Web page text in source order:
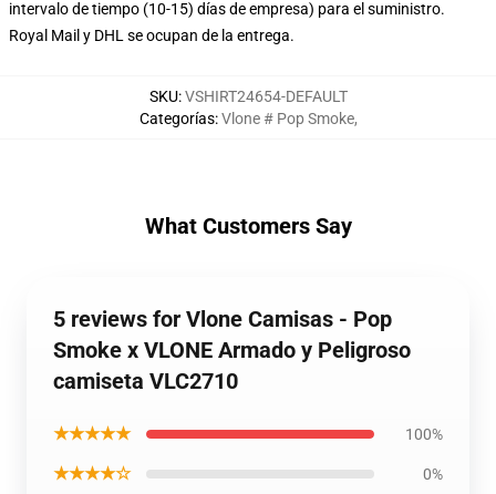
intervalo de tiempo (10-15) días de empresa) para el suministro.
Royal Mail y DHL se ocupan de la entrega.
SKU:VSHIRT24654-DEFAULT
Categorías:Vlone # Pop Smoke,
What Customers Say
5 reviews for Vlone Camisas - Pop
Smoke x VLONE Armado y Peligroso
camiseta VLC2710
★★★★★ 100%
★★★★☆ 0%